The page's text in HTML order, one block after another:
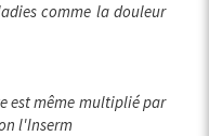
comme la douleur
est même multiplié par
l'Inserm